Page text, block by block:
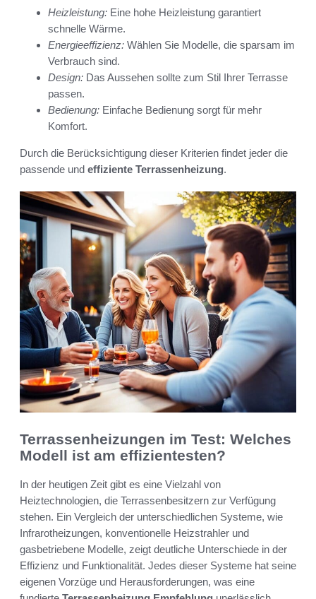
Heizleistung: Eine hohe Heizleistung garantiert
schnelle Wärme.
Energieeffizienz: Wählen Sie Modelle, die sparsam im
Verbrauch sind.
Design: Das Aussehen sollte zum Stil Ihrer Terrasse
passen.
Bedienung: Einfache Bedienung sorgt für mehr
Komfort.
Durch die Berücksichtigung dieser Kriterien findet jeder die
passende und effiziente Terrassenheizung.
Terrassenheizungen im Test: Welches
Modell ist am effizientesten?
In der heutigen Zeit gibt es eine Vielzahl von
Heiztechnologien, die Terrassenbesitzern zur Verfügung
stehen. Ein Vergleich der unterschiedlichen Systeme, wie
Infrarotheizungen, konventionelle Heizstrahler und
gasbetriebene Modelle, zeigt deutliche Unterschiede in der
Effizienz und Funktionalität. Jedes dieser Systeme hat seine
eigenen Vorzüge und Herausforderungen, was eine